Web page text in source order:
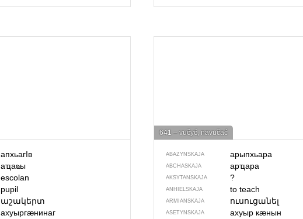
апхьагIв
аҵаҩы
escolan
pupil
աշակերտ
ахуыргӕнинаг
641 – vučyć, navučać
ABAZYNSKAJA арыпхьара
ABCHASKAJA арҵара
AKSYTANSKAJA ?
ANHIELSKAJA to teach
ARMIANSKAJA ուսուցանել
ASETYNSKAJA ахуыр кӕнын